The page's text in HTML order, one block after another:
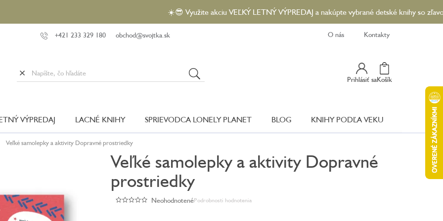
☀️😎 Využite akciu VEĽKÝ LETNÝ VÝPREDAJ a nakúpte vybrané detské knihy so zľavou až
+421 233 329 180 obchod@svojtka.sk O nás Kontakty
Prihlásiť sa
Nákupný
Košík
VÝPREDAJ LACNÉ KNIHY SPRIEVODCA LONELY PLANET BLOG KNIHY PODĽA VEKU
Veľké samolepky a aktivity Dopravné prostriedky
Veľké samolepky a aktivity Dopravné
prostriedky
Podrobnosti hodnotenia
Priemerné
Neohodnotené